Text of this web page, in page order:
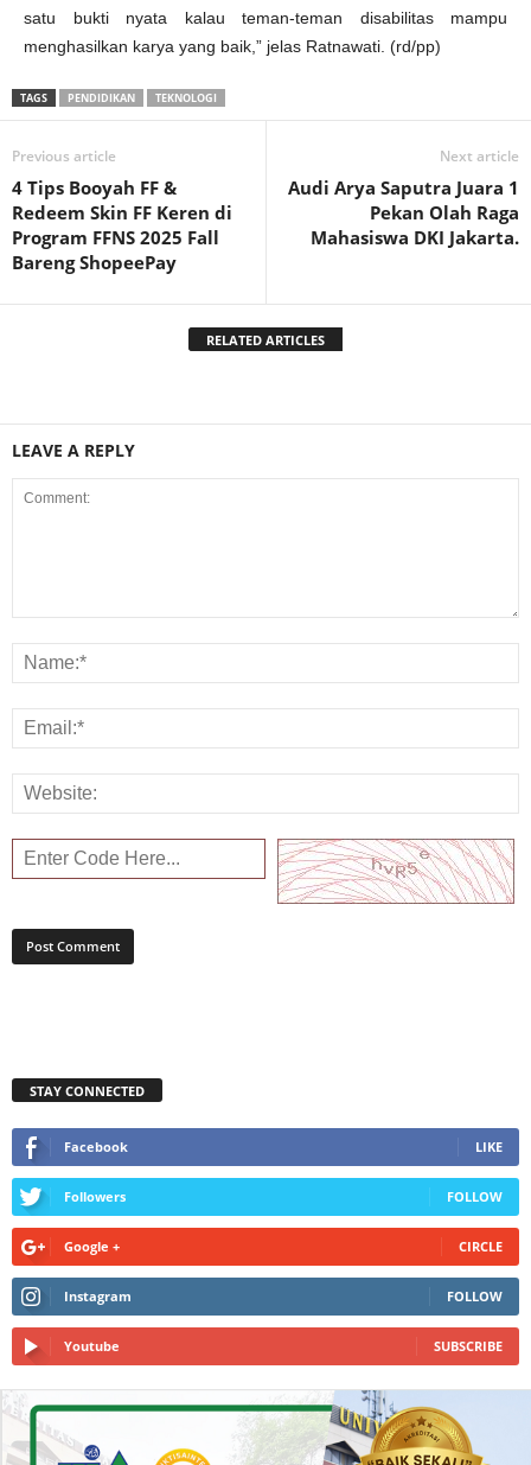
satu bukti nyata kalau teman-teman disabilitas mampu
menghasilkan karya yang baik,” jelas Ratnawati. (rd/pp)
TAGS PENDIDIKAN TEKNOLOGI
Previous article
4 Tips Booyah FF &
Redeem Skin FF Keren di
Program FFNS 2025 Fall
Bareng ShopeePay
Next article
Audi Arya Saputra Juara 1
Pekan Olah Raga
Mahasiswa DKI Jakarta.
RELATED ARTICLES
LEAVE A REPLY
STAY CONNECTED
Facebook LIKE
Followers FOLLOW
Google + CIRCLE
Instagram FOLLOW
Youtube SUBSCRIBE